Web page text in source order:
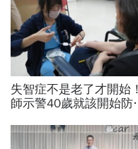
失智症不是老了才開始
師示警40歲就該開始防
45％風險